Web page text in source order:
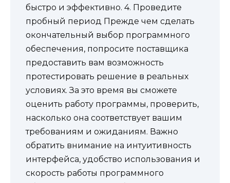
быстро и эффективно. 4. Проведите
пробный период Прежде чем сделать
окончательный выбор программного
обеспечения, попросите поставщика
предоставить вам возможность
протестировать решение в реальных
условиях. За это время вы сможете
оценить работу программы, проверить,
насколько она соответствует вашим
требованиям и ожиданиям. Важно
обратить внимание на интуитивность
интерфейса, удобство использования и
скорость работы программного